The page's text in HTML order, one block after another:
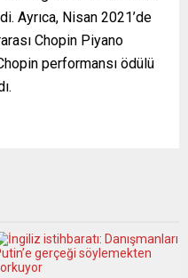
Ayrıca, Nisan 2021’de
Chopin Piyano
performansı ödülü